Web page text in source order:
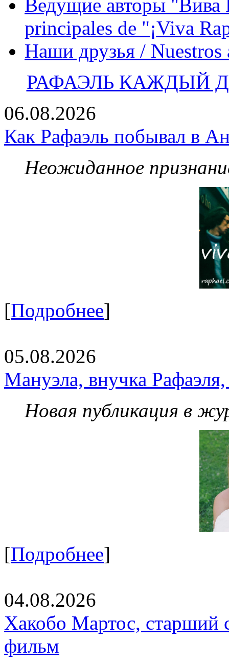
Ведущие авторы "Вива
principales de "¡Viva
Наши друзья / Nuestros
РАФАЭЛЬ КАЖДЫЙ
06.08.2026
Как Рафаэль побывал в
Неожиданное
[Подробнее]
05.08.2026
Мануэла, внучка
Новая публикация в
[Подробнее]
04.08.2026
Хакобо Мартос, старший
фильм